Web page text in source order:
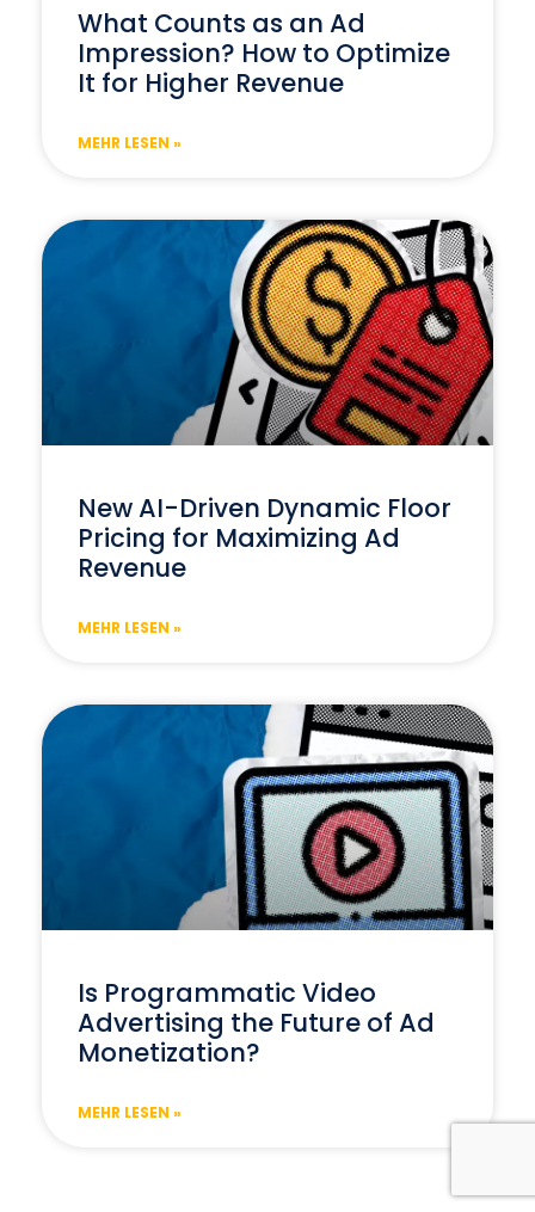
What Counts as an Ad
Impression? How to Optimize
It for Higher Revenue
MEHR LESEN »
New AI-Driven Dynamic Floor
Pricing for Maximizing Ad
Revenue
MEHR LESEN »
Is Programmatic Video
Advertising the Future of Ad
Monetization?
MEHR LESEN »